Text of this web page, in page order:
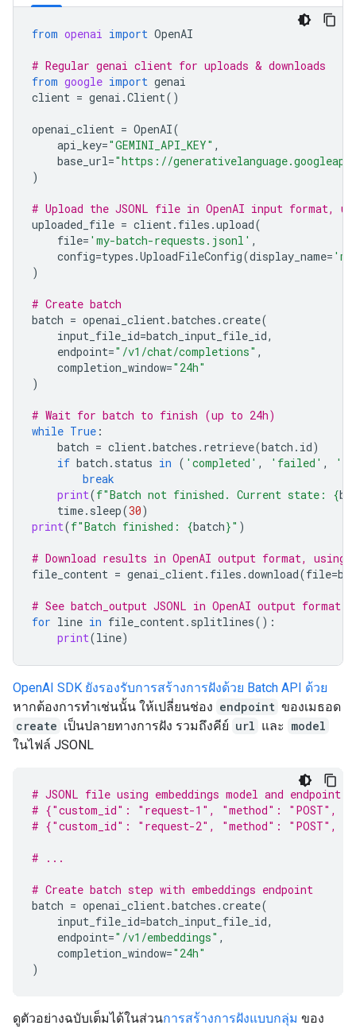
from openai import OpenAI
# Regular genai client for uploads & downloads
from google import genai
client = genai .Client()
openai_client = OpenAI(
api_key="GEMINI_API_KEY" ,
base_url="https://
)
# Upload the JSONL file in OpenAI input format,
uploaded_file = client. files .upload(
file= 'my-batch-requests.jsonl' ,
config=types .UploadFileConfig(display_name=
)
# Create batch
batch = openai_client.batches .create(
input_file_id=batch_input_file_id,
endpoint="/v1/chat/completions" ,
completion_window="24h"
)
# Wait for batch to finish (up to 24h)
while True :
batch = client.batches . retrieve(batch . id)
if batch . status in ( 'completed' , 'failed' ,
break
print(f"Batch not finished. Current state: {
time. sleep(30)
print(f"Batch finished: {batch}" )
# Download results in OpenAI output format, using
file_content = genai_client. files .download(file=
# See batch_output JSONL in OpenAI output format
for line in file_content. splitlines():
print(line)
OpenAI SDK ยังรองรับการสร้างการฝังด้วย Batch API ด้วย
หากต้องการทำเช่นนั้น ให้เปลี่ยนช่อง endpoint ของเมธอด
create เป็นปลายทางการฝัง รวมถึงคีย์ url และ model
ในไฟล์ JSONL
# JSONL file using embeddings model and endpoint
# {"custom_id": "request-1", "method": "POST",
# {"custom_id": "request-2", "method": "POST",
# ...
# Create batch step with embeddings endpoint
batch = openai_client.batches .create(
input_file_id=batch_input_file_id,
endpoint="/v1/embeddings" ,
completion_window="24h"
)
ดูตัวอย่างฉบับเต็มได้ในส่วนการสร้างการฝังแบบกลุ่ม ของ